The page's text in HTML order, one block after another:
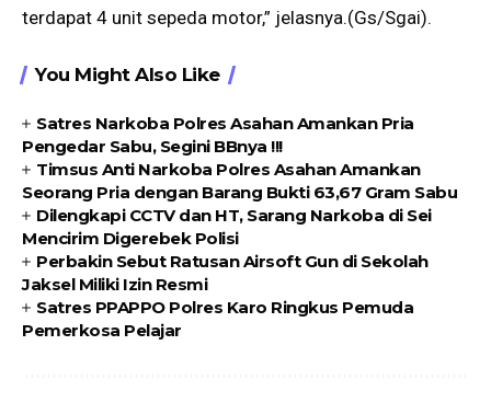
terdapat 4 unit sepeda motor,” jelasnya.(Gs/Sgai).
You Might Also Like
Satres Narkoba Polres Asahan Amankan Pria
Pengedar Sabu, Segini BBnya !!!
Timsus Anti Narkoba Polres Asahan Amankan
Seorang Pria dengan Barang Bukti 63,67 Gram Sabu
Dilengkapi CCTV dan HT, Sarang Narkoba di Sei
Mencirim Digerebek Polisi
Perbakin Sebut Ratusan Airsoft Gun di Sekolah
Jaksel Miliki Izin Resmi
Satres PPAPPO Polres Karo Ringkus Pemuda
Pemerkosa Pelajar